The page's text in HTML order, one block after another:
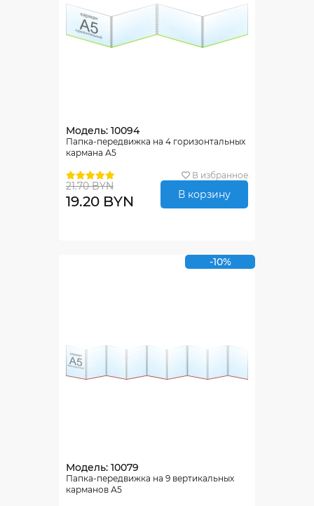
Модель: 10094
Папка-передвижка на 4 горизонтальных
кармана А5
В избранное
21.70 BYN
19.20 BYN В корзину
-10%
Модель: 10079
Папка-передвижка на 9 вертикальных
карманов А5